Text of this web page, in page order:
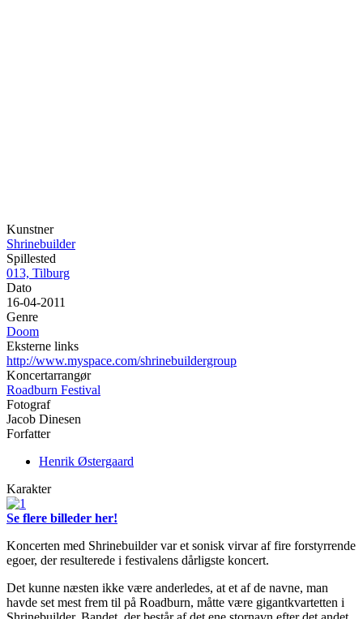
Kunstner
Shrinebuilder
Spillested
013, Tilburg
Dato
16-04-2011
Genre
Doom
Eksterne links
http://www.myspace.com/shrinebuildergroup
Koncertarrangør
Roadburn Festival
Fotograf
Jacob Dinesen
Forfatter
Henrik Østergaard
Karakter
Se flere billeder her!
Koncerten med Shrinebuilder var et sonisk virvar af fire forstyrrende
egoer, der resulterede i festivalens dårligste koncert.
Det kunne næsten ikke være anderledes, at et af de navne, man
havde set mest frem til på Roadburn, måtte være gigantkvartetten i